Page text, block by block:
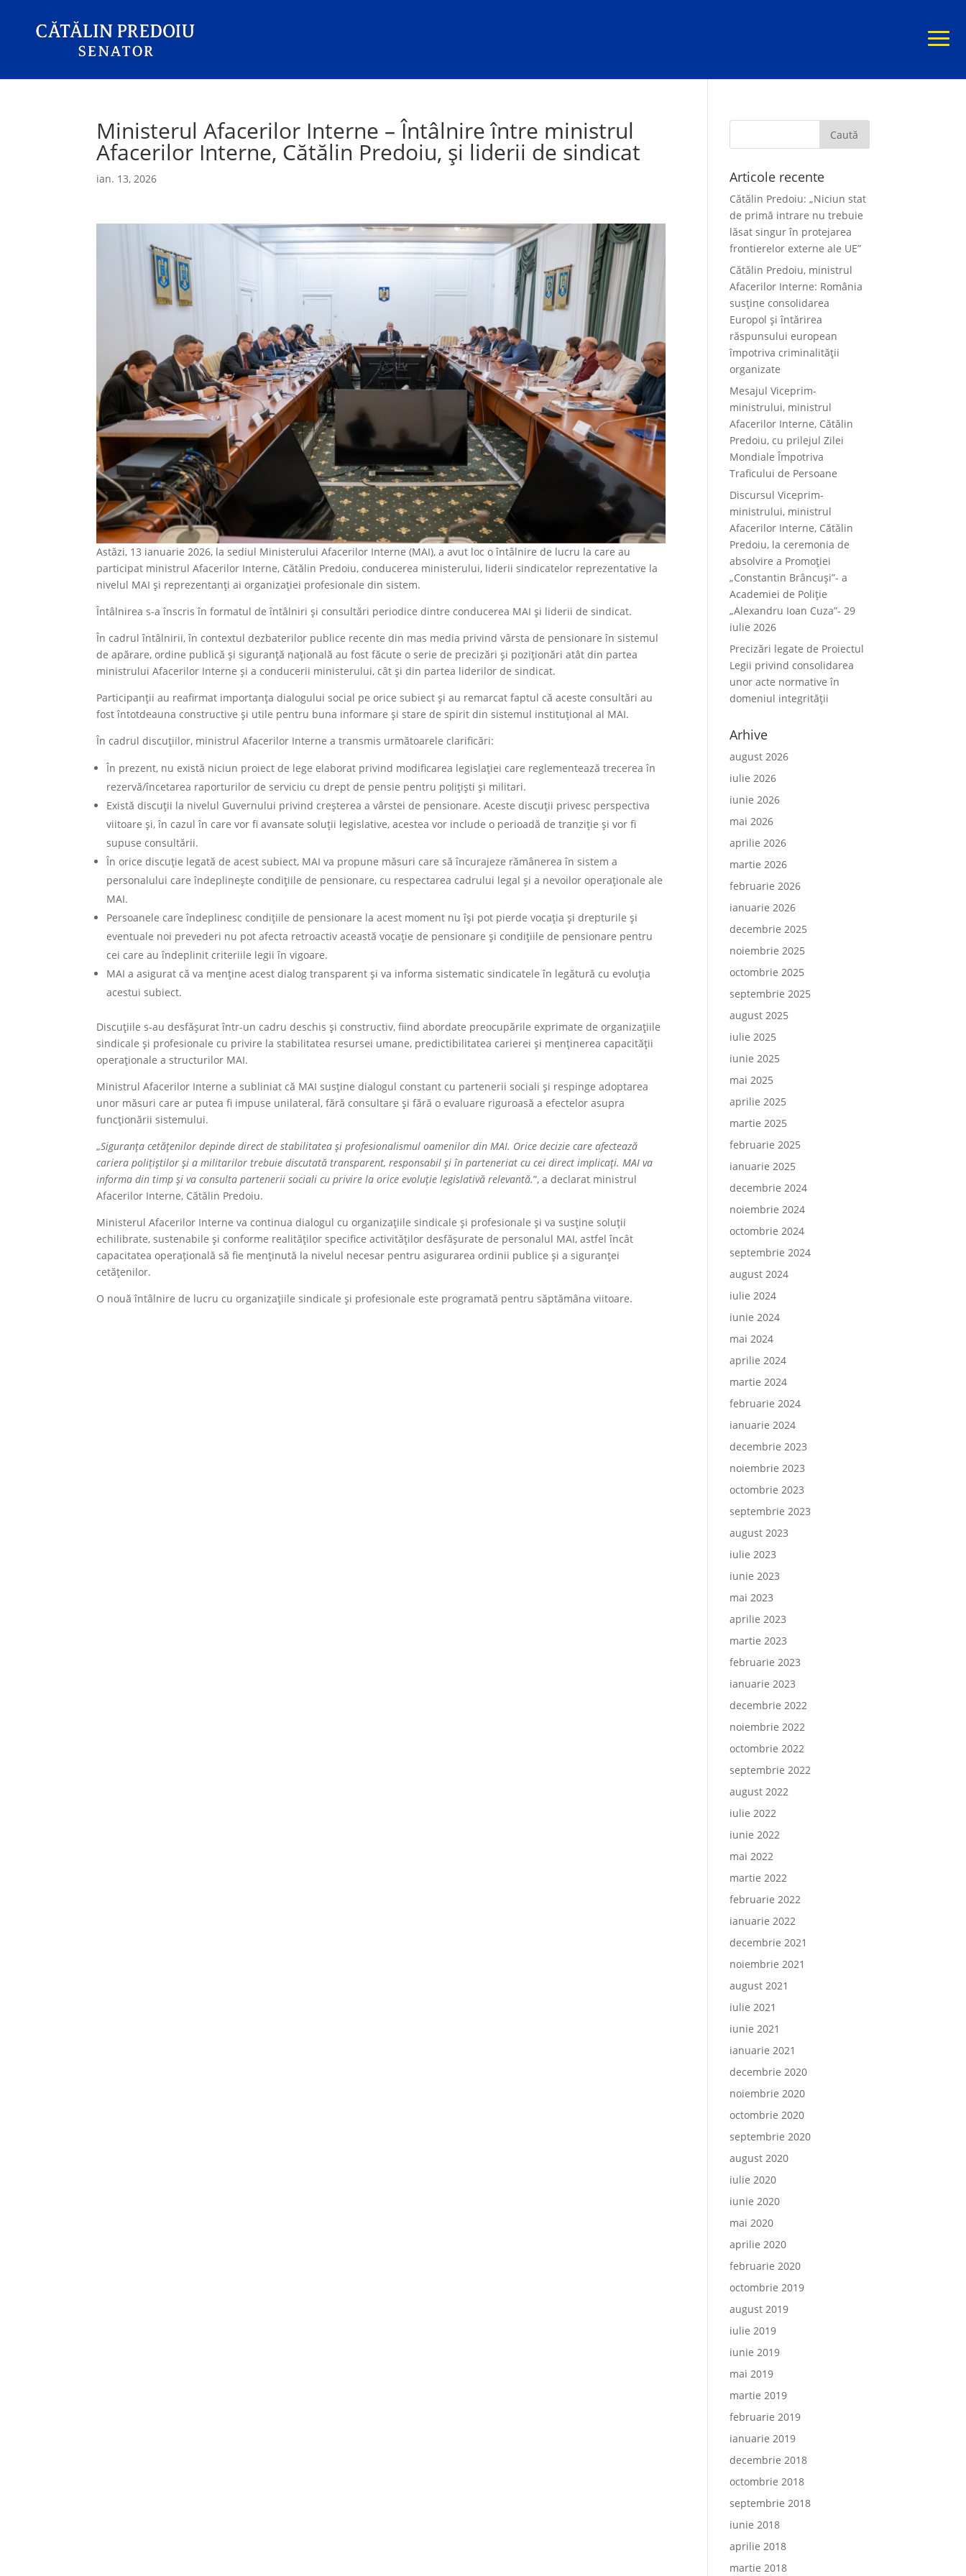
Ministerul Afacerilor Interne – Întâlnire între ministrul
Afacerilor Interne, Cătălin Predoiu, și liderii de sindicat
ian. 13, 2026
Astăzi, 13 ianuarie 2026, la sediul Ministerului Afacerilor Interne (MAI), a avut loc o întâlnire de lucru la care au
participat ministrul Afacerilor Interne, Cătălin Predoiu, conducerea ministerului, liderii sindicatelor reprezentative la
nivelul MAI și reprezentanți ai organizației profesionale din sistem.
Întâlnirea s-a înscris în formatul de întâlniri și consultări periodice dintre conducerea MAI și liderii de sindicat.
În cadrul întâlnirii, în contextul dezbaterilor publice recente din mas media privind vârsta de pensionare în sistemul
de apărare, ordine publică și siguranță națională au fost făcute o serie de precizări și poziționări atât din partea
ministrului Afacerilor Interne și a conducerii ministerului, cât și din partea liderilor de sindicat.
Participanții au reafirmat importanța dialogului social pe orice subiect și au remarcat faptul că aceste consultări au
fost întotdeauna constructive și utile pentru buna informare și stare de spirit din sistemul instituțional al MAI.
În cadrul discuțiilor, ministrul Afacerilor Interne a transmis următoarele clarificări:
În prezent, nu există niciun proiect de lege elaborat privind modificarea legislației care reglementează trecerea în
rezervă/încetarea raporturilor de serviciu cu drept de pensie pentru polițiști și militari.
Există discuții la nivelul Guvernului privind creșterea a vârstei de pensionare. Aceste discuții privesc perspectiva
viitoare și, în cazul în care vor fi avansate soluții legislative, acestea vor include o perioadă de tranziție și vor fi
supuse consultării.
În orice discuție legată de acest subiect, MAI va propune măsuri care să încurajeze rămânerea în sistem a
personalului care îndeplinește condițiile de pensionare, cu respectarea cadrului legal și a nevoilor operaționale ale
MAI.
Persoanele care îndeplinesc condițiile de pensionare la acest moment nu își pot pierde vocația și drepturile și
eventuale noi prevederi nu pot afecta retroactiv această vocație de pensionare și condițiile de pensionare pentru
cei care au îndeplinit criteriile legii în vigoare.
MAI a asigurat că va menține acest dialog transparent și va informa sistematic sindicatele în legătură cu evoluția
acestui subiect.
Discuțiile s-au desfășurat într-un cadru deschis și constructiv, fiind abordate preocupările exprimate de organizațiile
sindicale și profesionale cu privire la stabilitatea resursei umane, predictibilitatea carierei și menținerea capacității
operaționale a structurilor MAI.
Ministrul Afacerilor Interne a subliniat că MAI susține dialogul constant cu partenerii sociali și respinge adoptarea
unor măsuri care ar putea fi impuse unilateral, fără consultare și fără o evaluare riguroasă a efectelor asupra
funcționării sistemului.
„Siguranța cetățenilor depinde direct de stabilitatea și profesionalismul oamenilor din MAI. Orice decizie care afectează
cariera polițiștilor și a militarilor trebuie discutată transparent, responsabil și în parteneriat cu cei direct implicați. MAI va
informa din timp și va consulta partenerii sociali cu privire la orice evoluție legislativă relevantă.”, a declarat ministrul
Afacerilor Interne, Cătălin Predoiu.
Ministerul Afacerilor Interne va continua dialogul cu organizațiile sindicale și profesionale și va susține soluții
echilibrate, sustenabile și conforme realităților specifice activităților desfășurate de personalul MAI, astfel încât
capacitatea operațională să fie menținută la nivelul necesar pentru asigurarea ordinii publice și a siguranței
cetățenilor.
O nouă întâlnire de lucru cu organizațiile sindicale și profesionale este programată pentru săptămâna viitoare.
Articole recente
Cătălin Predoiu: „Niciun stat
de primă intrare nu trebuie
lăsat singur în protejarea
frontierelor externe ale UE”
Cătălin Predoiu, ministrul
Afacerilor Interne: România
susține consolidarea
Europol și întărirea
răspunsului european
împotriva criminalității
organizate
Mesajul Viceprim-
ministrului, ministrul
Afacerilor Interne, Cătălin
Predoiu, cu prilejul Zilei
Mondiale Împotriva
Traficului de Persoane
Discursul Viceprim-
ministrului, ministrul
Afacerilor Interne, Cătălin
Predoiu, la ceremonia de
absolvire a Promoției
„Constantin Brâncuși”- a
Academiei de Poliție
„Alexandru Ioan Cuza”- 29
iulie 2026
Precizări legate de Proiectul
Legii privind consolidarea
unor acte normative în
domeniul integrității
Arhive
august 2026
iulie 2026
iunie 2026
mai 2026
aprilie 2026
martie 2026
februarie 2026
ianuarie 2026
decembrie 2025
noiembrie 2025
octombrie 2025
septembrie 2025
august 2025
iulie 2025
iunie 2025
mai 2025
aprilie 2025
martie 2025
februarie 2025
ianuarie 2025
decembrie 2024
noiembrie 2024
octombrie 2024
septembrie 2024
august 2024
iulie 2024
iunie 2024
mai 2024
aprilie 2024
martie 2024
februarie 2024
ianuarie 2024
decembrie 2023
noiembrie 2023
octombrie 2023
septembrie 2023
august 2023
iulie 2023
iunie 2023
mai 2023
aprilie 2023
martie 2023
februarie 2023
ianuarie 2023
decembrie 2022
noiembrie 2022
octombrie 2022
septembrie 2022
august 2022
iulie 2022
iunie 2022
mai 2022
martie 2022
februarie 2022
ianuarie 2022
decembrie 2021
noiembrie 2021
august 2021
iulie 2021
iunie 2021
ianuarie 2021
decembrie 2020
noiembrie 2020
octombrie 2020
septembrie 2020
august 2020
iulie 2020
iunie 2020
mai 2020
aprilie 2020
februarie 2020
octombrie 2019
august 2019
iulie 2019
iunie 2019
mai 2019
martie 2019
februarie 2019
ianuarie 2019
decembrie 2018
octombrie 2018
septembrie 2018
iunie 2018
aprilie 2018
martie 2018